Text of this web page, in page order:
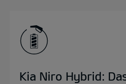
Kia Niro Hybrid: